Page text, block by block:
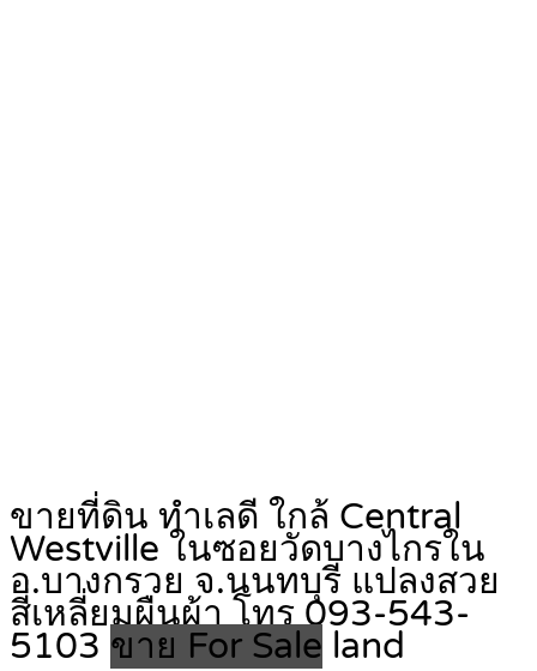
ขายที่ดิน ทำเลดี ใกล้ Central
Westville ในซอยวัดบางไกรใน
อ.บางกรวย จ.นนทบุรี แปลงสวย
สี่่เหลี่ยมผืนผ้า โทร 093-543-
5103 ขาย For Sale land